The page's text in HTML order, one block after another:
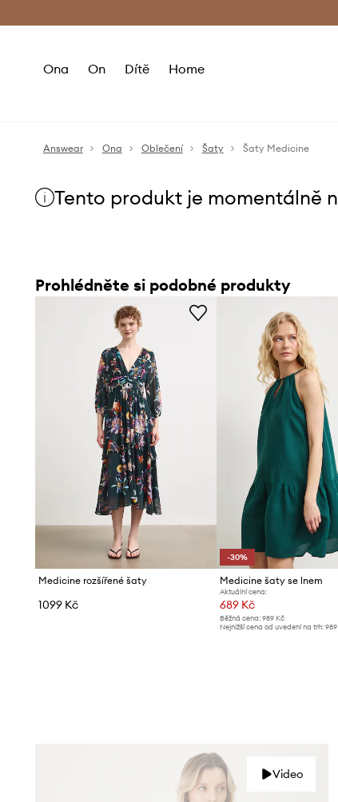
Ona On Dítě Home
Answear Ona Oblečení Šaty Šaty Medicine
Tento produkt je momentálně
Prohlédněte si podobné produkty
Medicine rozšířené šaty
1099 Kč
-30%
Medicine šaty se lnem
Aktuální cena:
689 Kč
Běžná cena:989 Kč
Nejnižší cena od uvedení na trh:
Video